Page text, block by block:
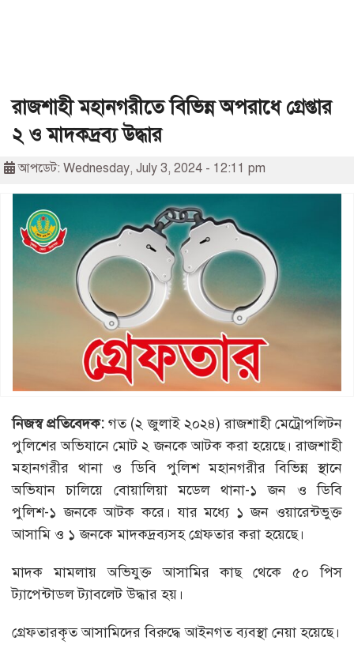
রাজশাহী মহানগরীতে বিভিন্ন অপরাধে গ্রেপ্তার
২ ও মাদকদ্রব্য উদ্ধার
আপডেট: Wednesday, July 3, 2024 - 12:11 pm
নিজস্ব প্রতিবেদক:গত (২ জুলাই ২০২৪) রাজশাহী মেট্রোপলিটন
পুলিশের অভিযানে মোট ২ জনকে আটক করা হয়েছে। রাজশাহী
মহানগরীর থানা ও ডিবি পুলিশ মহানগরীর বিভিন্ন স্থানে
অভিযান চালিয়ে বোয়ালিয়া মডেল থানা-১ জন ও ডিবি
পুলিশ-১ জনকে আটক করে। যার মধ্যে ১ জন ওয়ারেন্টভুক্ত
আসামি ও ১ জনকে মাদকদ্রব্যসহ গ্রেফতার করা হয়েছে।
মাদক মামলায় অভিযুক্ত আসামির কাছ থেকে ৫০ পিস
ট্যাপেন্টাডল ট্যাবলেট উদ্ধার হয়।
গ্রেফতারকৃত আসামিদের বিরুদ্ধে আইনগত ব্যবস্থা নেয়া হয়েছে।